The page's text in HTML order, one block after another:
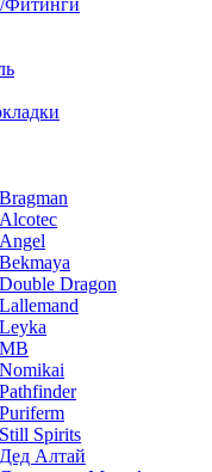
Фитинги
Dragon
Spirits
Алтай